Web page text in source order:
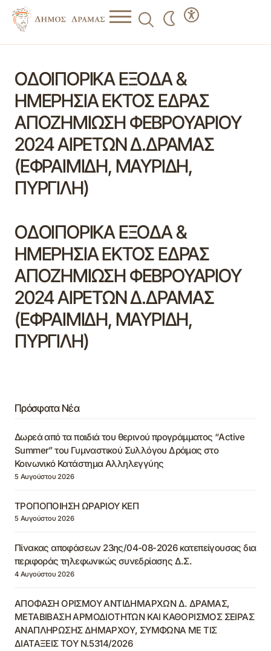
ΟΔΟΙΠΟΡΙΚΑ ΕΞΟΔΑ &
ΗΜΕΡΗΣΙΑ ΕΚΤΟΣ ΕΔΡΑΣ
ΑΠΟΖΗΜΙΩΣΗ ΦΕΒΡΟΥΑΡΙΟΥ
2024 ΑΙΡΕΤΩΝ Δ.ΔΡΑΜΑΣ
(ΕΦΡΑΙΜΙΔΗ, ΜΑΥΡΙΔΗ,
ΠΥΡΓΙΛΗ)
ΟΔΟΙΠΟΡΙΚΑ ΕΞΟΔΑ &
ΗΜΕΡΗΣΙΑ ΕΚΤΟΣ ΕΔΡΑΣ
ΑΠΟΖΗΜΙΩΣΗ ΦΕΒΡΟΥΑΡΙΟΥ
2024 ΑΙΡΕΤΩΝ Δ.ΔΡΑΜΑΣ
(ΕΦΡΑΙΜΙΔΗ, ΜΑΥΡΙΔΗ,
ΠΥΡΓΙΛΗ)
Πρόσφατα Νέα
Δωρεά από τα παιδιά του θερινού προγράμματος “Active
Summer” του Γυμναστικού Συλλόγου Δράμας στο
Κοινωνικό Κατάστημα Αλληλεγγύης
5 Αυγούστου 2026
ΤΡΟΠΟΠΟΙΗΣΗ ΩΡΑΡΙΟΥ ΚΕΠ
5 Αυγούστου 2026
Πίνακας αποφάσεων 23ης/04-08-2026 κατεπείγουσας δια
περιφοράς τηλεφωνικώς συνεδρίασης Δ.Σ.
4 Αυγούστου 2026
ΑΠΟΦΑΣΗ ΟΡΙΣΜΟΥ ΑΝΤΙΔΗΜΑΡΧΩΝ Δ. ΔΡΑΜΑΣ,
ΜΕΤΑΒΙΒΑΣΗ ΑΡΜΟΔΙΟΤΗΤΩΝ ΚΑΙ ΚΑΘΟΡΙΣΜΟΣ ΣΕΙΡΑΣ
ΑΝΑΠΛΗΡΩΣΗΣ ΔΗΜΑΡΧΟΥ, ΣΥΜΦΩΝΑ ΜΕ ΤΙΣ
ΔΙΑΤΑΞΕΙΣ ΤΟΥ Ν.5314/2026